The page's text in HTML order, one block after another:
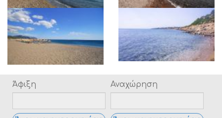
Άφιξη Αναχώρηση